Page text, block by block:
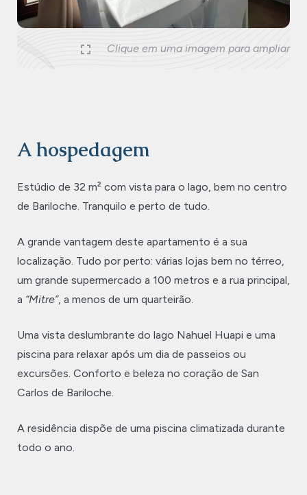
Clique em uma imagem para ampliar
A hospedagem
Estúdio de 32 m² com vista para o lago, bem no centro
de Bariloche. Tranquilo e perto de tudo.
A grande vantagem deste apartamento é a sua
localização. Tudo por perto: várias lojas bem no térreo,
um grande supermercado a 100 metros e a rua principal,
a “Mitre”, a menos de um quarteirão.
Uma vista deslumbrante do lago Nahuel Huapi e uma
piscina para relaxar após um dia de passeios ou
excursões. Conforto e beleza no coração de San
Carlos de Bariloche.
A residência dispõe de uma piscina climatizada durante
todo o ano.